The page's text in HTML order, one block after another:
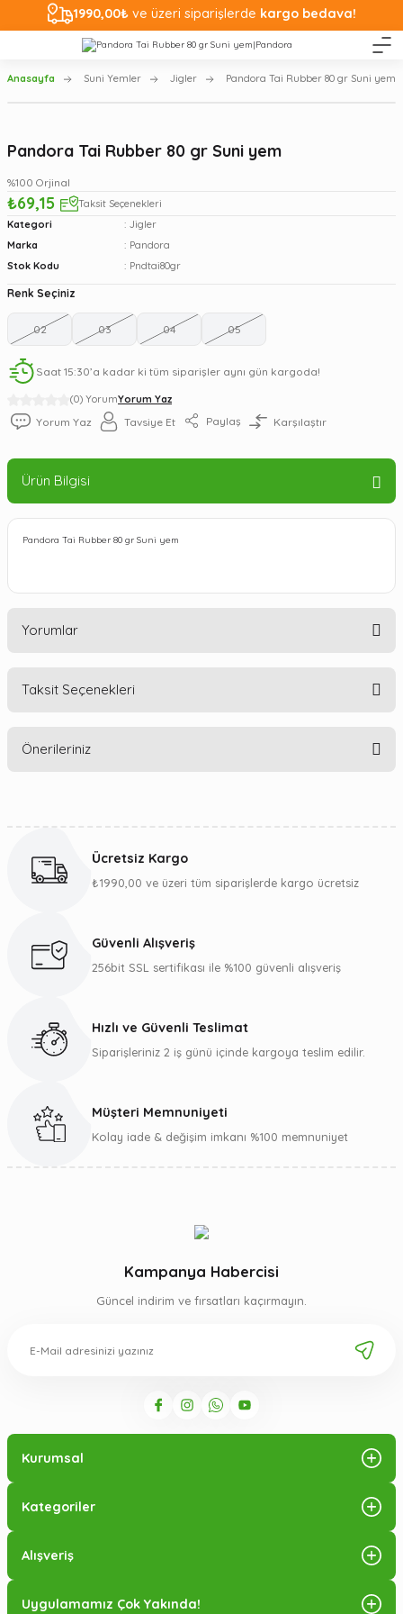
1990,00₺ ve üzeri siparişlerde kargo bedava!
Anasayfa Suni Yemler Jigler Pandora Tai Rubber 80 gr Suni yem
(0) YorumYorum Yaz
Pandora Tai Rubber 80 gr Suni yem
%100 Orjinal
₺69,15
Taksit Seçenekleri
Kategori
Jigler
Marka
Pandora
Stok Kodu
Pndtai80gr
Renk Seçiniz
02 03 04 05
Saat 15:30’a kadar ki tüm siparişler aynı gün kargoda!
Yorum Yaz Tavsiye Et Paylaş Karşılaştır
Ürün Bilgisi
Pandora Tai Rubber 80 gr Suni yem
Yorumlar
Taksit Seçenekleri
Önerileriniz
Görüş ve önerileriniz için teşekkür ederiz.
Ürün bilgilerinde hatalar bulunuyor.
Gönder
Ücretsiz Kargo
₺1990,00 ve üzeri tüm siparişlerde kargo ücretsiz
Güvenli Alışveriş
256bit SSL sertifikası ile %100 güvenli alışveriş
Hızlı ve Güvenli Teslimat
Siparişleriniz 2 iş günü içinde kargoya teslim edilir.
Müşteri Memnuniyeti
Kolay iade & değişim imkanı %100 memnuniyet
Kampanya Habercisi
Güncel indirim ve fırsatları kaçırmayın.
Kurumsal
Kategoriler
Alışveriş
Uygulamamız Çok Yakında!